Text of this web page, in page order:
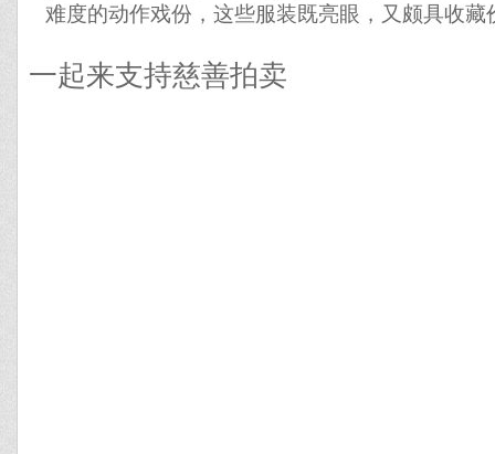
难度的动作戏份，这些服装既亮眼，又颇具收藏
一起来支持慈善拍卖